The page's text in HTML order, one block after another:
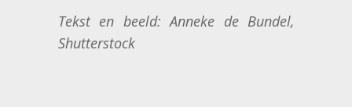
Tekst en beeld: Anneke de Bundel,
Shutterstock